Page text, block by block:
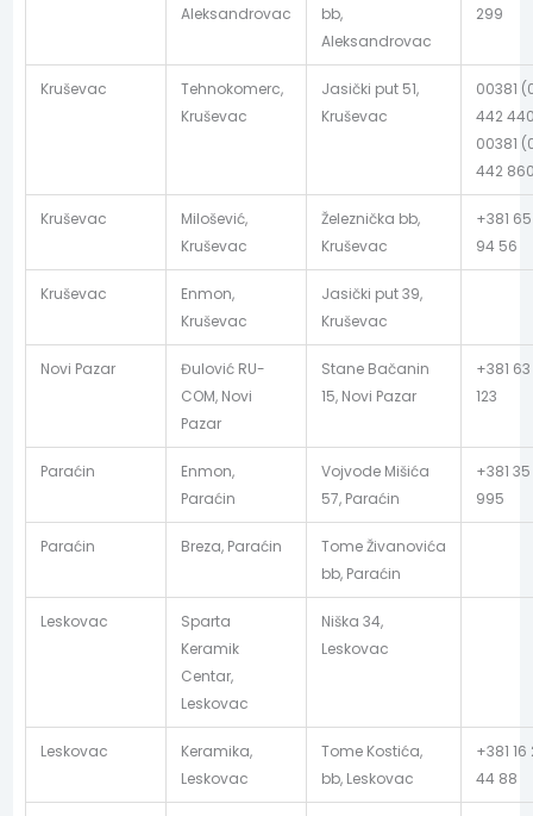
Aleksandrovac
bb,
Aleksandrovac
299
Kruševac
Tehnokomerc,
Kruševac
Jasički put 51,
Kruševac
00381
442
00381
442
Kruševac
Milošević,
Kruševac
Železnička bb,
Kruševac
+381
94 56
Kruševac
Enmon,
Kruševac
Jasički put 39,
Kruševac
Novi Pazar
Đulović RU-
COM, Novi
Pazar
Stane Bačanin
15, Novi Pazar
+381
123
Paraćin
Enmon,
Paraćin
Vojvode Mišića
57, Paraćin
+381
995
Paraćin Breza, Paraćin
Tome Živanovića
bb, Paraćin
Leskovac
Sparta
Keramik
Centar,
Leskovac
Niška 34,
Leskovac
Leskovac
Keramika,
Leskovac
Tome Kostića,
bb, Leskovac
+381 16
44 88